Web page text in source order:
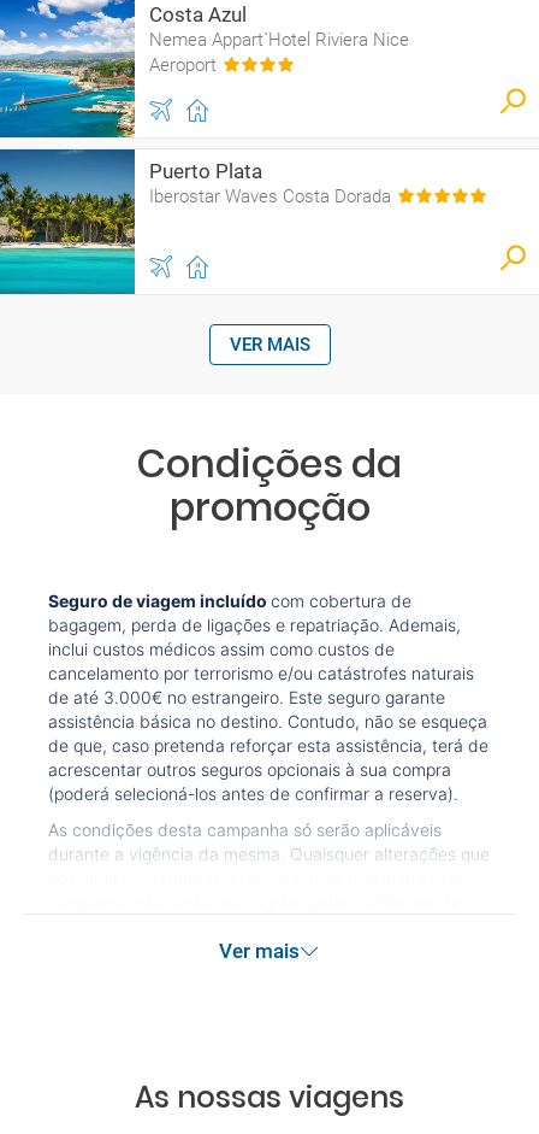
Costa Azul
Nemea Appart`Hotel Riviera Nice
Aeroport
Puerto Plata
Iberostar Waves Costa Dorada
VER MAIS
Condições da
promoção
Seguro de viagem incluído com cobertura de
bagagem, perda de ligações e repatriação. Ademais,
inclui custos médicos assim como custos de
cancelamento por terrorismo e/ou catástrofes naturais
de até 3.000€ no estrangeiro. Este seguro garante
assistência básica no destino. Contudo, não se esqueça
de que, caso pretenda reforçar esta assistência, terá de
acrescentar outros seguros opcionais à sua compra
(poderá selecioná-los antes de confirmar a reserva).
As condições desta campanha só serão aplicáveis
durante a vigência da mesma. Quaisquer alterações que
Ver mais
As nossas viagens